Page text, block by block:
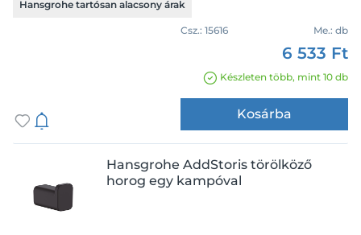
Hansgrohe tartósan alacsony árak
Csz.: 15616 Me.: db
6 533 Ft
Készleten több, mint 10 db
Kosárba
Hansgrohe AddStoris törölköző
horog egy kampóval